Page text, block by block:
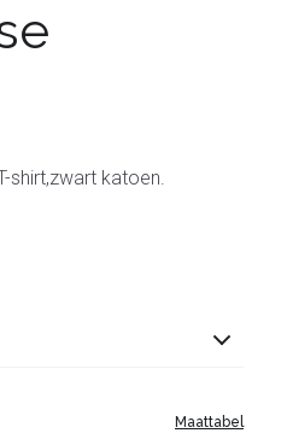
shirt,zwart katoen.
Maattabel